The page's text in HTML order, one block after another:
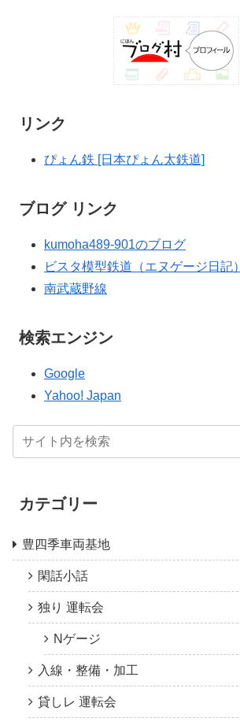
リンク
ぴょん鉄 [日本ぴょん太鉄道]
ブログ リンク
kumoha489-901のブログ
ビスタ模型鉄道（エヌゲージ日記）
南武蔵野線
検索エンジン
Google
Yahoo! Japan
カテゴリー
豊四季車両基地
閑話小話
独り 運転会
Nゲージ
入線・整備・加工
貸しレ 運転会